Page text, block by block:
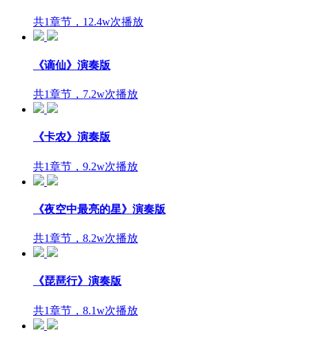
共1章节，12.4w次播放
《谪仙》演奏版
共1章节，7.2w次播放
《卡农》演奏版
共1章节，9.2w次播放
《夜空中最亮的星》演奏版
共1章节，8.2w次播放
《琵琶行》演奏版
共1章节，8.1w次播放